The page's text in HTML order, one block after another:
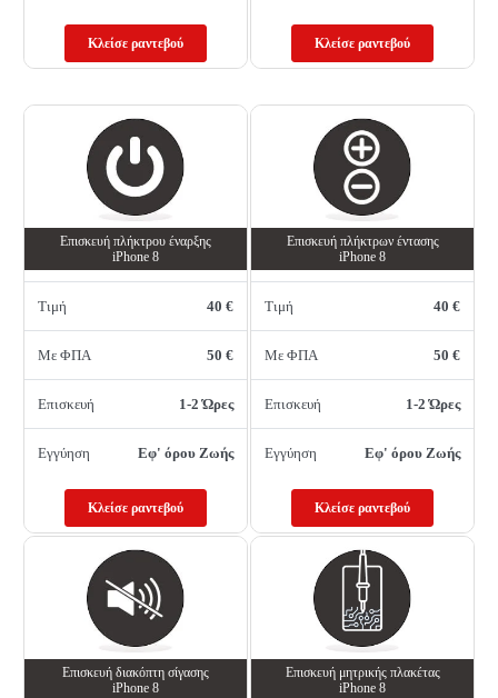
Κλείσε ραντεβού Κλείσε ραντεβού
Επισκευή πλήκτρου έναρξης
iPhone 8
Τιμή 40 €
Με ΦΠΑ 50 €
Επισκευή 1-2 Ώρες
Εγγύηση Εφ' όρου Ζωής
Κλείσε ραντεβού
Επισκευή πλήκτρων έντασης
iPhone 8
Τιμή 40 €
Με ΦΠΑ 50 €
Επισκευή 1-2 Ώρες
Εγγύηση Εφ' όρου Ζωής
Κλείσε ραντεβού
Επισκευή διακόπτη σίγασης
iPhone 8
Επισκευή μητρικής πλακέτας
iPhone 8